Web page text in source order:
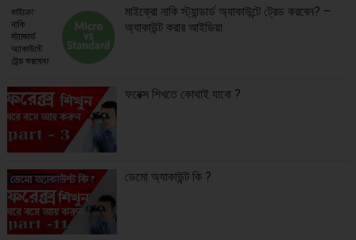
মাইক্রো নাকি স্ট্যান্ডার্ড অ্যাকাউন্টে ট্রেড করবেন? –
অ্যাকাউন্ট করার আইডিয়া
ফরেক্স শিখতে কোথাই যাবো ?
ডেমো অ্যাকাউন্ট কি ?